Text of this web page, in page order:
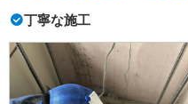
丁寧な施工